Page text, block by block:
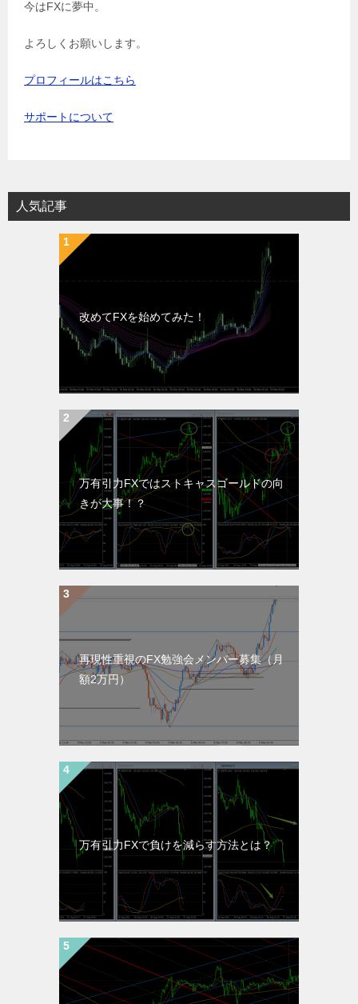
今はFXに夢中。
よろしくお願いします。
プロフィールはこちら
サポートについて
人気記事
改めてFXを始めてみた！
万有引力FXではストキャスゴールドの向
きが大事！？
再現性重視のFX勉強会メンバー募集（月
額2万円）
万有引力FXで負けを減らす方法とは？